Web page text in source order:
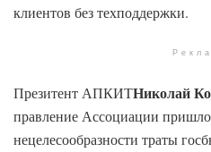
клиентов без техподдержки.
Презитент АПКИТНиколай
правление Ассоциации
нецелесообразности траты